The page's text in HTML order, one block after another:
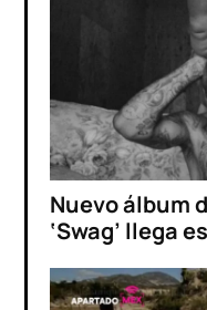
Nuevo álbum
‘Swag’ llega